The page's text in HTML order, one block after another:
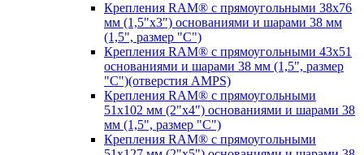
Крепления RAM® с прямоугольными 38х76
мм (1,5"х3") основаниями и шарами 38 мм
(1,5", размер "C")
Крепления RAM® с прямоугольными 43х51
основаниями и шарами 38 мм (1,5", размер
"C")(отверстия AMPS)
Крепления RAM® с прямоугольными
51х102 мм (2"х4") основаниями и шарами 38
мм (1,5", размер "C")
Крепления RAM® с прямоугольными